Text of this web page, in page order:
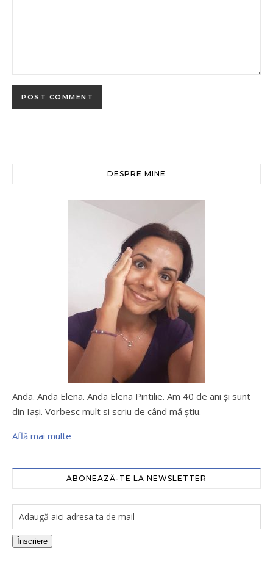
DESPRE MINE
Anda. Anda Elena. Anda Elena Pintilie. Am 40 de ani şi sunt
din Iaşi. Vorbesc mult si scriu de când mă ştiu.
Află mai multe
ABONEAZĂ-TE LA NEWSLETTER
Înscriere